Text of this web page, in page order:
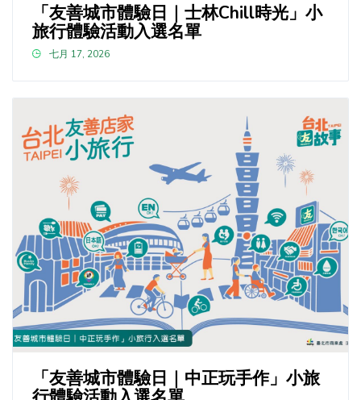
「友善城市體驗日｜士林Chill時光」小
旅行體驗活動入選名單
七月 17, 2026
「友善城市體驗日｜中正玩手作」小旅